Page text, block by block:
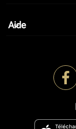
Aide
keyboard_arrow_down